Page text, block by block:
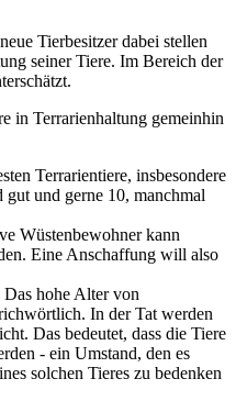
Tierbesitzer dabei stellen
seiner Tiere. Im Bereich der
in Terrarienhaltung gemeinhin
Terrarientiere, insbesondere
und gerne 10, manchmal
Wüstenbewohner kann
Eine Anschaffung will also
hohe Alter von
In der Tat werden
Das bedeutet, dass die Tiere
- ein Umstand, den es
solchen Tieres zu bedenken